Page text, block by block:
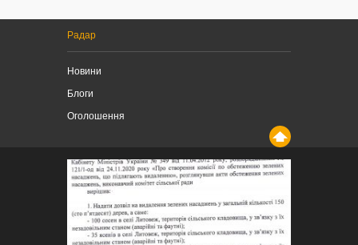
Радар
Новини
Блоги
Оголошення